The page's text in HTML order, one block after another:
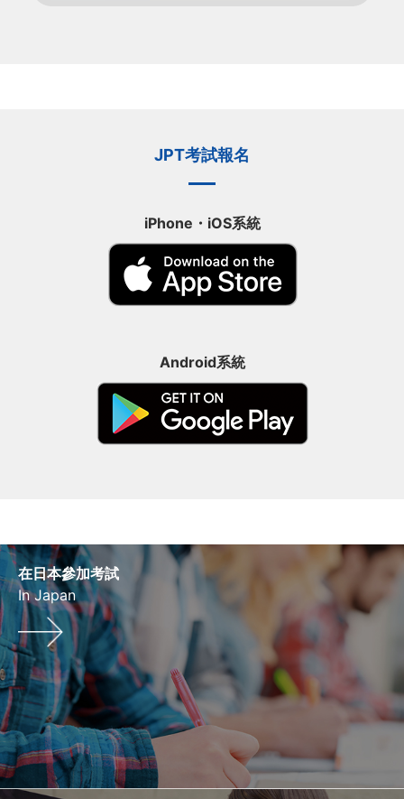
JPT考試報名
iPhone・iOS系統
Android系統
在日本參加考試
In Japan